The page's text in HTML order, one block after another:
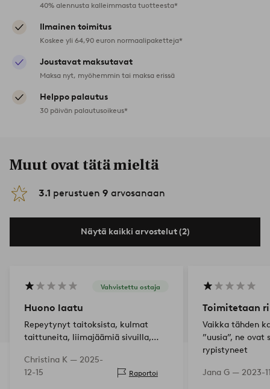
40% alennusta kalleimmasta tuotteesta*
Ilmainen toimitus
Koskee yli 64,90 euron normaalipaketteja*
Joustavat maksutavat
Maksa nyt, myöhemmin tai maksa erissä
Helppo palautus
30 päivän palautusoikeus*
Muut ovat tätä mieltä
3.1 perustuen 9 arvosanaan
Näytä kaikki arvostelut (2)
Vahvistettu ostaja
Huono laatu
Repeytynyt taitoksista, kulmat
taittuneita, liimajäämiä sivuilla,
avattaessa... Ehkä
maanantaituotantoa?
Christina K — 2025-
12-15
Raportoi
Toimitetaan
Vaikka tähden
”uusia”, ne ovat
rypistyneet
Jana G — 2023-